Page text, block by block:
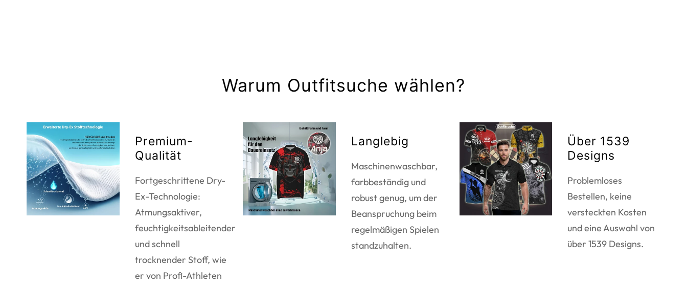
Warum Outfitsuche wählen?
Premium-
Qualität
Fortgeschrittene Dry-
Ex-Technologie:
Atmungsaktiver,
feuchtigkeitsableitender
und schnell
trocknender Stoff, wie
er von Profi-Athleten
Langlebig
Maschinenwaschbar,
farbbeständig und
robust genug, um der
Beanspruchung beim
regelmäßigen Spielen
standzuhalten.
Über 1539
Designs
Problemloses
Bestellen, keine
versteckten Kosten
und eine Auswahl von
über 1539 Designs.